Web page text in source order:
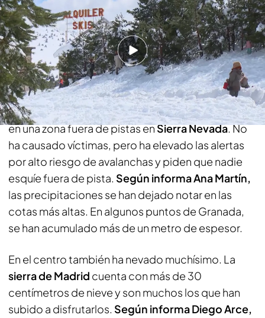
Toda la actualidad de Noticias Cuatro en
Google News
Síguenos
Imágenes impactantes de la nieve en
Madrid y Granada
Laacumulacióndenievede los últimos días nos
han dejado imágenes como la de una avalancha
en una zona fuera de pistas enSierra Nevada. No
ha causado víctimas, pero ha elevado las alertas
por alto riesgo de avalanchas y piden que nadie
esquíe fuera de pista. Según informa Ana Martín,
las precipitaciones se han dejado notar en las
cotas más altas. En algunos puntos de Granada,
se han acumulado más de un metro de espesor.
En el centro también ha nevado muchísimo. La
sierra de Madrid cuenta con más de 30
centímetros de nieve y son muchos los que han
subido a disfrutarlos. Según informa Diego Arce,